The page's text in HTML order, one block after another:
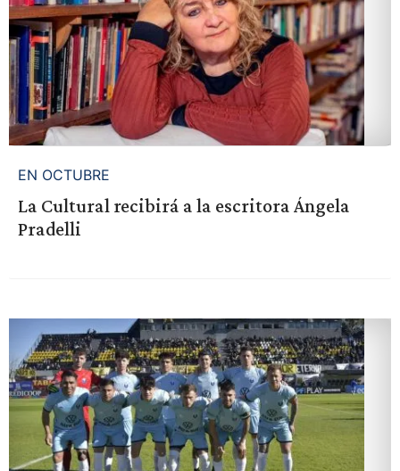
EN OCTUBRE
La Cultural recibirá a la escritora Ángela
Pradelli